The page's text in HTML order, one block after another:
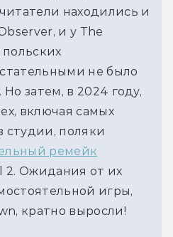
находились и
и у The
польских
не было
затем, в 2024 году,
включая самых
студии, поляки
ремейк
2. Ожидания от их
игры,
кратно выросли!